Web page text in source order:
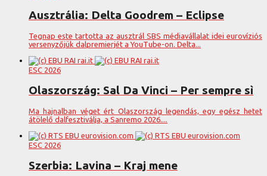
Ausztrália: Delta Goodrem – Eclipse
Tegnap este tartotta az ausztrál SBS médiavállalat idei eurovíziós
versenyzőjük dalpremierjét a YouTube-on. Delta...
ESC 2026
Olaszország: Sal Da Vinci – Per sempre sì
Ma hajnalban véget ért Olaszország legendás, egy egész hetet
átölelő dalfesztiválja, a Sanremo 2026....
ESC 2026
Szerbia: Lavina – Kraj mene